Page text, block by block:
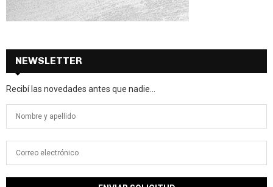
NEWSLETTER
Recibí las novedades antes que nadie...